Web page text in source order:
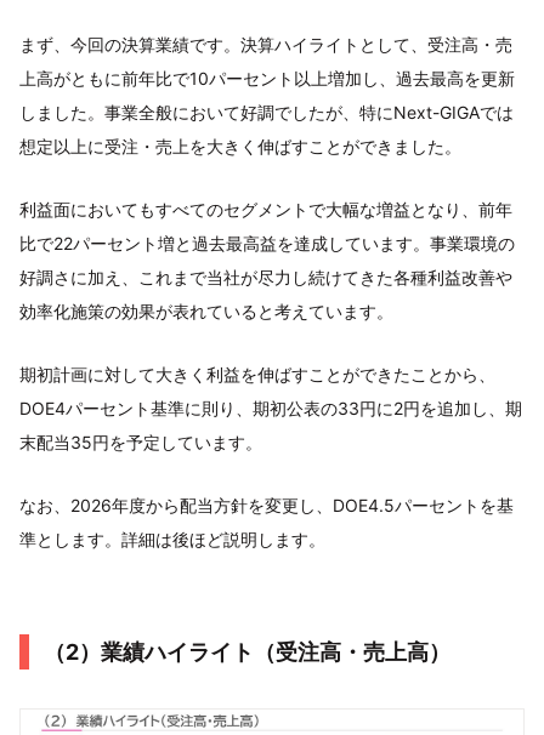
まず、今回の決算業績です。決算ハイライトとして、受注高・売
上高がともに前年比で10パーセント以上増加し、過去最高を更新
しました。事業全般において好調でしたが、特にNext-GIGAでは
想定以上に受注・売上を大きく伸ばすことができました。
利益面においてもすべてのセグメントで大幅な増益となり、前年
比で22パーセント増と過去最高益を達成しています。事業環境の
好調さに加え、これまで当社が尽力し続けてきた各種利益改善や
効率化施策の効果が表れていると考えています。
期初計画に対して大きく利益を伸ばすことができたことから、
DOE4パーセント基準に則り、期初公表の33円に2円を追加し、期
末配当35円を予定しています。
なお、2026年度から配当方針を変更し、DOE4.5パーセントを基
準とします。詳細は後ほど説明します。
（2）業績ハイライト（受注高・売上高）